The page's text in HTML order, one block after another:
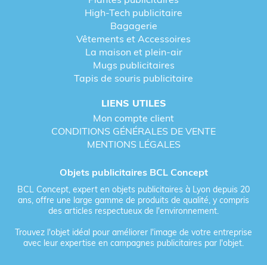
High-Tech publicitaire
Bagagerie
Vêtements et Accessoires
La maison et plein-air
Mugs publicitaires
Tapis de souris publicitaire
LIENS UTILES
Mon compte client
CONDITIONS GÉNÉRALES DE VENTE
MENTIONS LÉGALES
Objets publicitaires BCL Concept
BCL Concept, expert en objets publicitaires à Lyon depuis 20
ans, offre une large gamme de produits de qualité, y compris
des articles respectueux de l'environnement.
Trouvez l'objet idéal pour améliorer l'image de votre entreprise
avec leur expertise en campagnes publicitaires par l'objet.